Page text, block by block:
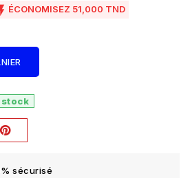
ÉCONOMISEZ 51,000 TND
sécurisé